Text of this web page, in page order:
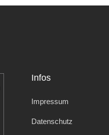
Infos
Impressum
Datenschutz